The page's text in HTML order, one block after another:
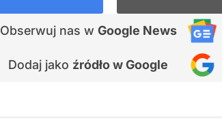
Obserwuj nas w Google News
Dodaj jako źródło w Google